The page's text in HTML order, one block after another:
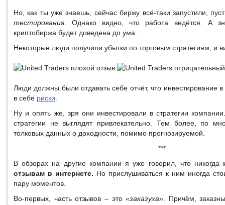
Но, как ты уже знаешь, сейчас биржу всё-таки запустили,
тестирования. Однако видно, что работа ведётся. А
криптобиржа будет доведена до ума.
Некоторые люди получили убытки по торговым стратегиям, и
Люди должны были отдавать себе отчёт, что инвестирование
в себе риски.
Ну и опять же, зря они инвестировали в стратегии
стратегии не выглядят привлекательно. Тем более, по
толковых данных о доходности, помимо прогнозируемой.
***
В обзорах на другие компании я уже говорил, что никогда
отзывам в интернете. Но прислушиваться к ним иногда
пару моментов.
Во-первых, часть отзывов – это«заказуха». Причём,